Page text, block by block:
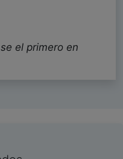
el primero en